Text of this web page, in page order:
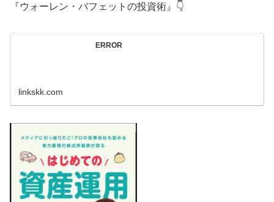
『ウォーレン・バフェットの投資術』👇
ERROR
linkskk.com